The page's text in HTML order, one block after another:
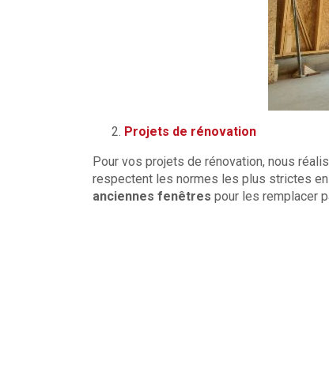
Projets de rénovation
Pour vos projets de rénovation, nous
respectent les normes les plus strictes
anciennes fenêtres pour les remplacer